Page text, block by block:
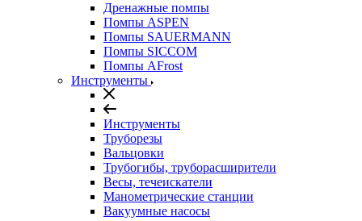
Дренажные помпы
Помпы ASPEN
Помпы SAUERMANN
Помпы SICCOM
Помпы AFrost
Инструменты
Инструменты
Труборезы
Вальцовки
Трубогибы, труборасширители
Весы, течеискатели
Манометрические станции
Вакуумные насосы